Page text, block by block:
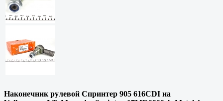
Наконечник рулевой Спринтер 905 616CDI на